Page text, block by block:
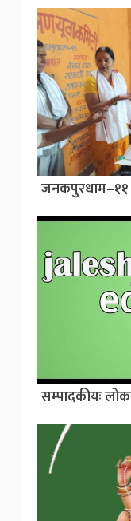
जनकपुरधाम–११
सम्पादकीयः